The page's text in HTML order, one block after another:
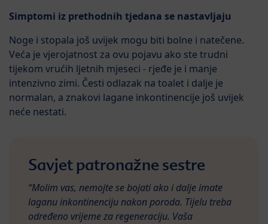
Simptomi iz prethodnih tjedana se nastavljaju
Noge i stopala još uvijek mogu biti bolne i natečene.
Veća je vjerojatnost za ovu pojavu ako ste trudni
tijekom vrućih ljetnih mjeseci - rjeđe je i manje
intenzivno zimi. Česti odlazak na toalet i dalje je
normalan, a znakovi lagane inkontinencije još uvijek
neće nestati.
Savjet patronažne sestre
“Molim vas, nemojte se bojati ako i dalje imate
laganu inkontinenciju nakon poroda. Tijelu treba
određeno vrijeme za regeneraciju. Vaša